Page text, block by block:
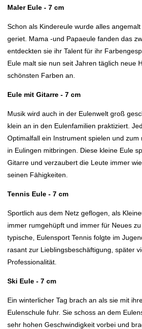
Maler Eule - 7 cm
Schon als Kindereule wurde alles
geriet. Mama -und Papaeule fanden das
entdeckten sie ihr Talent für ihr
Eule malt sie nun seit Jahren täglich neue
schönsten Farben an.
Eule mit Gitarre - 7 cm
Musik wird auch in der Eulenwelt groß
klein an in den Eulenfamilien praktiziert.
Optimalfall ein Instrument spielen und zum
in Eulingen mitbringen. Diese kleine Eule
Gitarre und verzaubert die Leute immer
seinen Fähigkeiten.
Tennis Eule - 7 cm
Sportlich aus dem Netz geflogen, als
immer rumgehüpft und immer für Neues
typische, Eulensport Tennis folgte im
rasant zur Lieblingsbeschäftigung, später
Professionalität.
Ski Eule - 7 cm
Ein winterlicher Tag brach an als sie mit
Eulenschule fuhr. Sie schoss an dem
sehr hohen Geschwindigkeit vorbei und